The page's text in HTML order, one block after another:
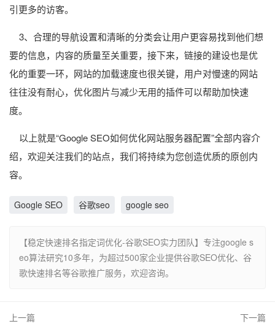
引更多的访客。
3、合理的导航设置和清晰的分类会让用户更容易找到他们想
要的信息，内容的质量至关重要，接下来，链接的建设也是优
化的重要一环，网站的加载速度也很关键，用户对慢速的网站
往往没有耐心，优化图片与减少无用的插件可以帮助加快速
度。
以上就是“Google SEO如何优化网站服务器配置”全部内容介
绍，欢迎关注我们的站点，我们将持续为您创造优质的原创内
容。
Google SEO 谷歌seo google seo
【稳定快速排名指定词优化-谷歌SEO实力团队】专注google s
eo算法研究10多年，为超过500家企业提供谷歌SEO优化、谷
歌快速排名等谷歌推广服务，欢迎咨询。
上一篇
下一篇